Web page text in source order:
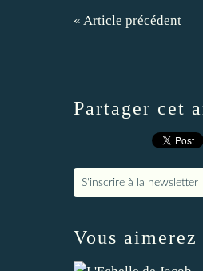
« Article précédent
Partager cet
S'inscrire à la newsletter
Vous aimerez